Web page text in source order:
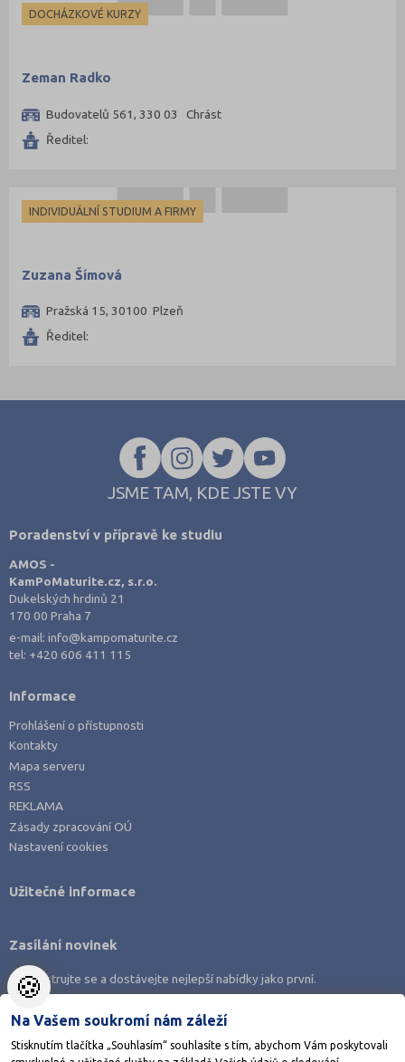
DOCHÁZKOVÉ KURZY
Zeman Radko
Budovatelů 561, 330 03 Chrást
Ředitel:
INDIVIDUÁLNÍ STUDIUM A FIRMY
Zuzana Šímová
Pražská 15, 30100 Plzeň
Ředitel:
JSME TAM, KDE JSTE VY
Poradenství v přípravě ke studiu
AMOS -
KamPoMaturite.cz, s.r.o.
Dukelských hrdinů 21
170 00 Praha 7
e-mail:info@kampomaturite.cz
tel: +420 606 411 115
Informace
Prohlášení o přístupnosti
Kontakty
Mapa serveru
RSS
REKLAMA
Zásady zpracování OÚ
Nastavení cookies
Užitečné informace
Zasílání novinek
Zaregistrujte se a dostávejte nejlepší nabídky jako první.
🍪
Na Vašem soukromí nám záleží
Stisknutím tlačítka „Souhlasím“ souhlasíte s tím, abychom Vám poskytovali